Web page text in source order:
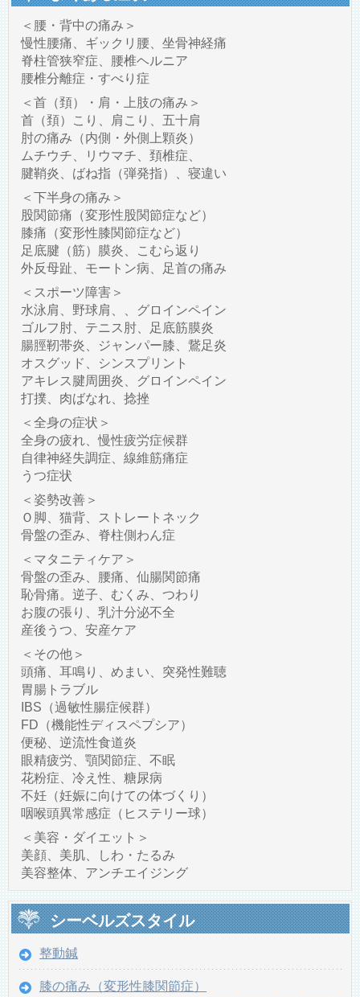
＜腰・背中の痛み＞
慢性腰痛、ギックリ腰、坐骨神経痛
脊柱管狭窄症、腰椎ヘルニア
腰椎分離症・すべり症
＜首（頚）・肩・上肢の痛み＞
首（頚）こり、肩こり、五十肩
肘の痛み（内側・外側上顆炎）
ムチウチ、リウマチ、頚椎症、
腱鞘炎、ばね指（弾発指）、寝違い
＜下半身の痛み＞
股関節痛（変形性股関節症など）
膝痛（変形性膝関節症など）
足底腱（筋）膜炎、こむら返り
外反母趾、モートン病、足首の痛み
＜スポーツ障害＞
水泳肩、野球肩、、グロインペイン
ゴルフ肘、テニス肘、足底筋膜炎
腸脛靭帯炎、ジャンパー膝、鵞足炎
オスグッド、シンスプリント
アキレス腱周囲炎、グロインペイン
打撲、肉ばなれ、捻挫
＜全身の症状＞
全身の疲れ、慢性疲労症候群
自律神経失調症、線維筋痛症
うつ症状
＜姿勢改善＞
Ｏ脚、猫背、ストレートネック
骨盤の歪み、脊柱側わん症
＜マタニティケア＞
骨盤の歪み、腰痛、仙腸関節痛
恥骨痛。逆子、むくみ、つわり
お腹の張り、乳汁分泌不全
産後うつ、安産ケア
＜その他＞
頭痛、耳鳴り、めまい、突発性難聴
胃腸トラブル
IBS（過敏性腸症候群）
FD（機能性ディスペプシア）
便秘、逆流性食道炎
眼精疲労、顎関節症、不眠
花粉症、冷え性、糖尿病
不妊（妊娠に向けての体づくり）
咽喉頭異常感症（ヒステリー球）
＜美容・ダイエット＞
美顔、美肌、しわ・たるみ
美容整体、アンチエイジング
シーベルズスタイル
整動鍼
膝の痛み（変形性膝関節症）